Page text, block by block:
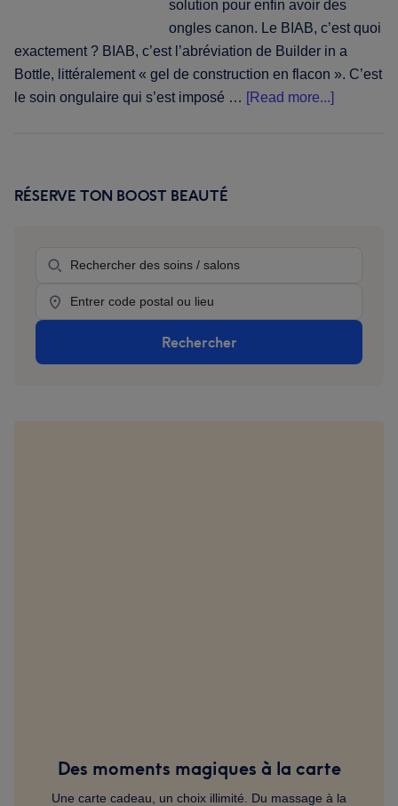
solution pour enfin avoir des
ongles canon. Le BIAB, c’est quoi
exactement ? BIAB, c’est l’abréviation de Builder in a
Bottle, littéralement « gel de construction en flacon ». C’est
le soin ongulaire qui s’est imposé … [Read more...]about
Primary
RÉSERVE TON BOOST BEAUTÉ
Rechercher
Des moments magiques à la carte
Une carte cadeau, un choix illimité. Du massage à la